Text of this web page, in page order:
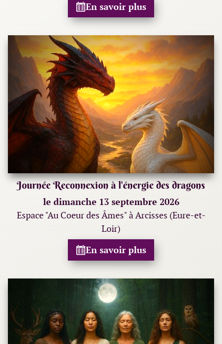
En savoir plus
Journée Reconnexion à l'énergie des dragons
le dimanche 13 septembre 2026
Espace "Au Coeur des Âmes" à Arcisses (Eure-et-
Loir)
En savoir plus